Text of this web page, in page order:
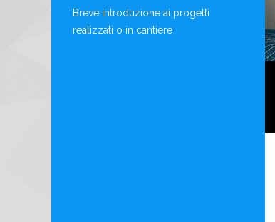
Breve introduzione ai progetti
realizzati o in cantiere